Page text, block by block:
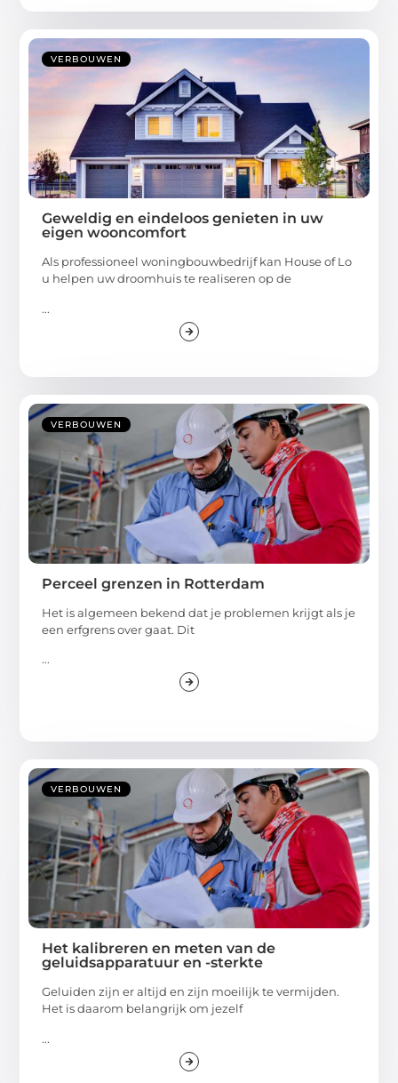
VERBOUWEN
Geweldig en eindeloos genieten in uw
eigen wooncomfort
Als professioneel woningbouwbedrijf kan House of Lo
u helpen uw droomhuis te realiseren op de
...
VERBOUWEN
Perceel grenzen in Rotterdam
Het is algemeen bekend dat je problemen krijgt als je
een erfgrens over gaat. Dit
...
VERBOUWEN
Het kalibreren en meten van de
geluidsapparatuur en -sterkte
Geluiden zijn er altijd en zijn moeilijk te vermijden.
Het is daarom belangrijk om jezelf
...